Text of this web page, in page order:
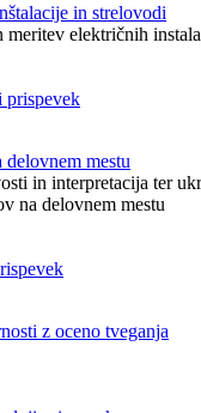
in strelovodi
električnih
delovnem mestu
in interpretacija ter
na delovnem mestu
z oceno tveganja